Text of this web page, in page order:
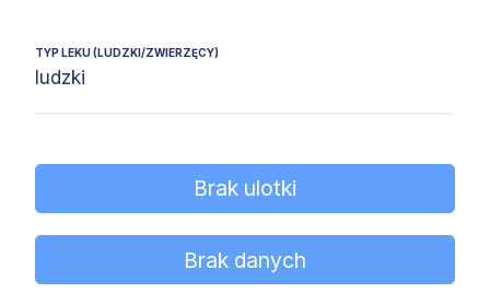
TYP LEKU (LUDZKI/ZWIERZĘCY)
ludzki
Brak ulotki
Brak danych